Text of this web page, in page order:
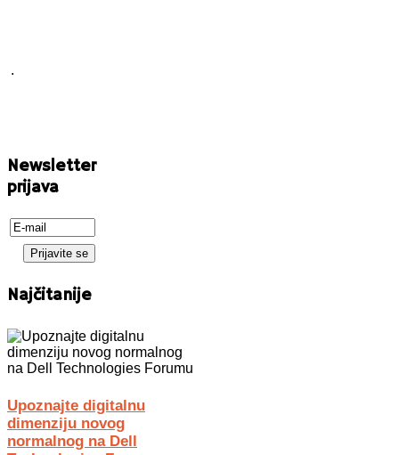
.
Newsletter
prijava
Najčitanije
Upoznajte digitalnu
dimenziju novog
normalnog na Dell